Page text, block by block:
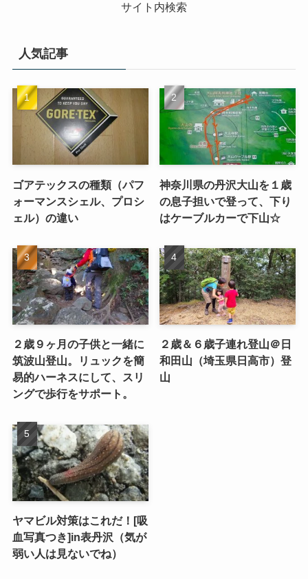
サイト内検索
人気記事
ゴアテックスの種類（パフ
ォーマンスシェル、プロシ
ェル）の違い
神奈川県の丹沢大山を１歳
の息子担いで登って、下り
はケーブルカーで下山☆
２歳９ヶ月の子供と一緒に
筑波山登山。リュックを簡
易的ハーネスにして、スリ
ングで歩行をサポート。
２歳＆６歳子連れ登山＠日
和田山（埼玉県日高市）登
山
ヤマビル対策はこれだ！[吸
血写真つき]in表丹沢（気が
弱い人は見ないでね）